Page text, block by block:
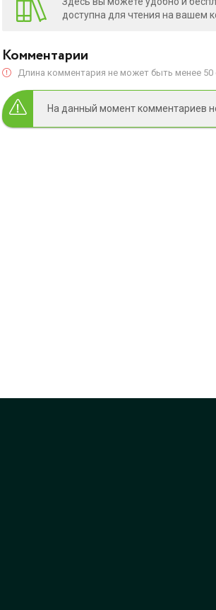
доступна для чтения на вашем
Комментарии
Длина комментария не может быть менее
На данный момент комментариев